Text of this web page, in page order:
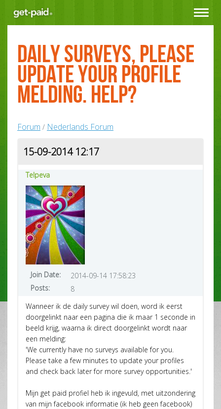
Toggle
Daily surveys, please
update your profile
melding. Help?
Forum / Nederlands Forum
15-09-2014 12:17
Telpeva
Join Date:
2014-09-14 17:58:23
Posts:
8
Wanneer ik de daily survey wil doen, word ik eerst
doorgelinkt naar een pagina die ik maar 1 seconde in
beeld krijg, waarna ik direct doorgelinkt wordt naar
een melding:
'We currently have no surveys available for you.
Please take a few minutes to update your profiles
and check back later for more survey opportunities.'
Mijn get paid profiel heb ik ingevuld, met uitzondering
van mijn facebook informatie (ik heb geen facebook)